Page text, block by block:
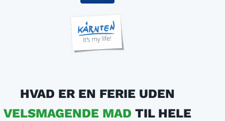
HVAD ER EN FERIE UDEN
VELSMAGENDE MAD TIL HELE